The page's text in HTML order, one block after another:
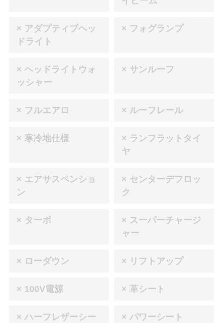
× アダプティブヘッ
ドライト
× フォグランプ
× ヘッドライトウォ
ッシャー
× サンルーフ
× フルエアロ × ルーフレール
× 寒冷地仕様
× ランフラットタイ
ヤ
× エアサスペンショ
ン
× センターデフロッ
ク
× ターボ
× スーパーチャージ
ャー
× ローダウン × リフトアップ
× 100V電源 × 革シート
× ハーフレザーシー
× パワーシート